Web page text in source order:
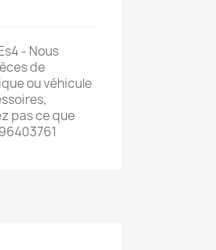
- Nous
de
ou véhicule
pas ce que